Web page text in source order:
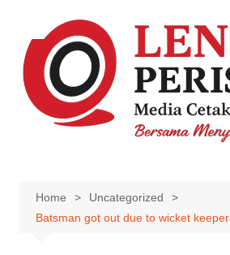
content
Home
Uncategorized
Batsman got out due to wicket keeper